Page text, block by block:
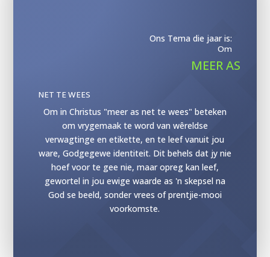
Ons Tema die jaar is:
Om
MEER AS
NET TE WEES
Om in Christus "meer as net te wees" beteken
om vrygemaak te word van wêreldse
verwagtinge en etikette, en te leef vanuit jou
ware, Godgegewe identiteit. Dit behels dat jy nie
hoef voor te gee nie, maar opreg kan leef,
gewortel in jou ewige waarde as 'n skepsel na
God se beeld, sonder vrees of prentjie-mooi
voorkomste.